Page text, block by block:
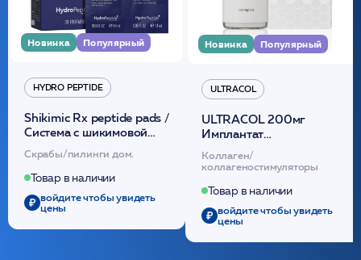
Новинка Популярный
HYDRO PEPTIDE
Shikimic Rx peptide pads /
Cистема с шикимовой
кислотой обновляющая
(30шт) /HP
Скрабы/пилинги дом.
Товар в наличии
войдите чтобы увидеть
цены
Новинка Популярный
ULTRACOL
ULTRACOL 200мг
Имплантат
внутридермальный,
стерильный на основе
полидиоксанона
/ULTRACOL
Коллаген/
коллагеностимуляторы
Товар в наличии
войдите чтобы увидеть
цены